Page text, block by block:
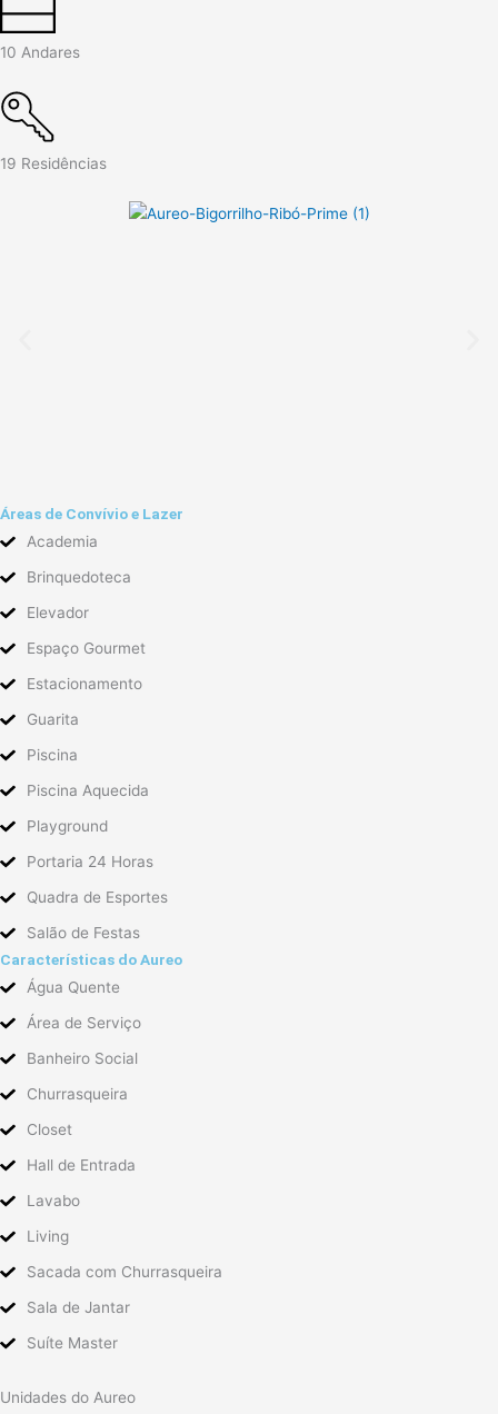
10 Andares
19 Residências
Áreas de Convívio e Lazer
Academia
Brinquedoteca
Elevador
Espaço Gourmet
Estacionamento
Guarita
Piscina
Piscina Aquecida
Playground
Portaria 24 Horas
Quadra de Esportes
Salão de Festas
Características do Aureo
Água Quente
Área de Serviço
Banheiro Social
Churrasqueira
Closet
Hall de Entrada
Lavabo
Living
Sacada com Churrasqueira
Sala de Jantar
Suíte Master
Unidades do Aureo